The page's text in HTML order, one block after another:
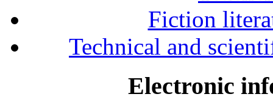
Fiction
Technical and
Electronic